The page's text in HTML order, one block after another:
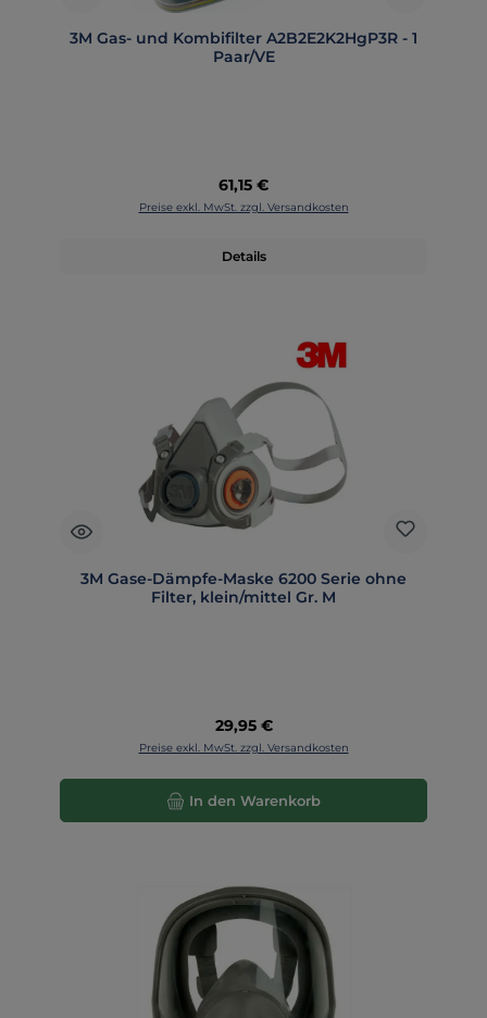
3M Gas- und Kombifilter A2B2E2K2HgP3R - 1
Paar/VE
Regulärer Preis:
61,15 €
Preise exkl. MwSt. zzgl. Versandkosten
Details
3M Gase-Dämpfe-Maske 6200 Serie ohne
Filter, klein/mittel Gr. M
Regulärer Preis:
29,95 €
Preise exkl. MwSt. zzgl. Versandkosten
In den Warenkorb